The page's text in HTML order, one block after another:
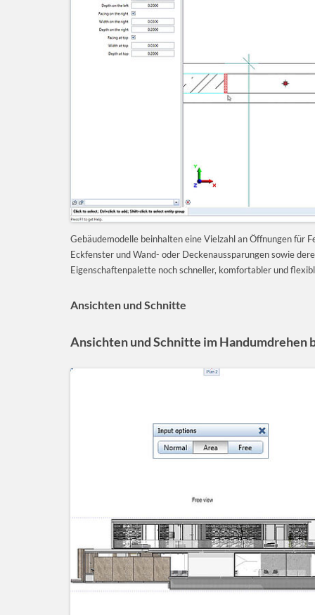
Gebäudemodelle beinhalten eine Vielzahl an Öffnungen für
Eckfenster und Wand- oder Deckenaussparungen sowie
Eigenschaftenpalette noch schneller, komfortabler und
Ansichten und Schnitte
Ansichten und Schnitte im Handumdrehen